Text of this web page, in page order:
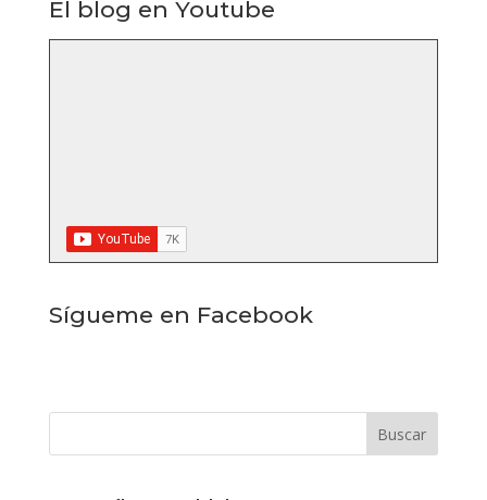
El blog en Youtube
Sígueme en Facebook